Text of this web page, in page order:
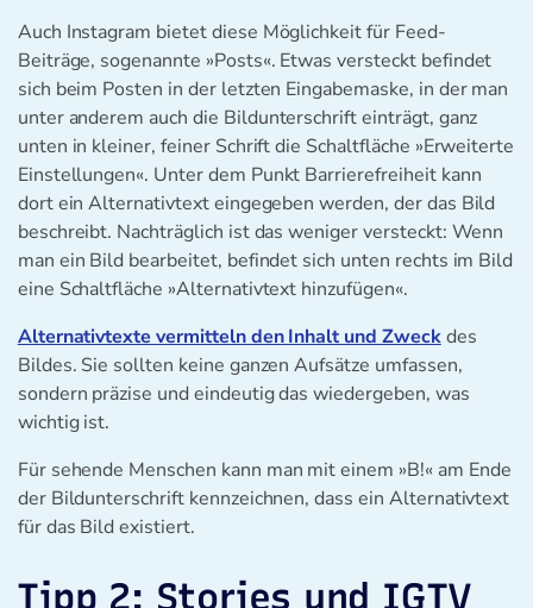
Auch Instagram bietet diese Möglichkeit für Feed-
Beiträge, sogenannte »Posts«. Etwas versteckt befindet
sich beim Posten in der letzten Eingabemaske, in der man
unter anderem auch die Bildunterschrift einträgt, ganz
unten in kleiner, feiner Schrift die Schaltfläche »Erweiterte
Einstellungen«. Unter dem Punkt Barrierefreiheit kann
dort ein Alternativtext eingegeben werden, der das Bild
beschreibt. Nachträglich ist das weniger versteckt: Wenn
man ein Bild bearbeitet, befindet sich unten rechts im Bild
eine Schaltfläche »Alternativtext hinzufügen«.
Alternativtexte vermitteln den Inhalt und Zweckdes
Bildes. Sie sollten keine ganzen Aufsätze umfassen,
sondern präzise und eindeutig das wiedergeben, was
wichtig ist.
Für sehende Menschen kann man mit einem »B!« am Ende
der Bildunterschrift kennzeichnen, dass ein Alternativtext
für das Bild existiert.
Tipp 2: Stories und IGTV